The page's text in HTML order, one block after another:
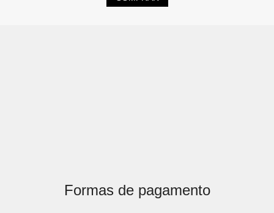
Formas de pagamento